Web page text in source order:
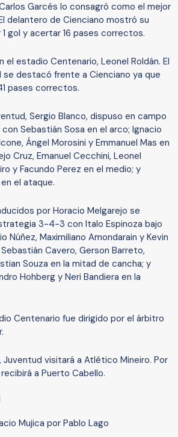
Garcés lo consagró como el mejor
delantero de Cienciano mostró su
gol y acertar 16 pases correctos.
el estadio Centenario, Leonel Roldán. El
destacó frente a Cienciano ya que
pases correctos.
Sergio Blanco, dispuso en campo
Sebastián Sosa en el arco; Ignacio
Ángel Morosini y Emmanuel Mas en
Cruz, Emanuel Cecchini, Leonel
y Facundo Perez en el medio; y
el ataque.
por Horacio Melgarejo se
3-4-3 con Italo Espinoza bajo
Núñez, Maximiliano Amondarain y Kevin
Cavero, Gerson Barreto,
Souza en la mitad de cancha; y
Hohberg y Neri Bandiera en la
Centenario fue dirigido por el árbitro
Juventud visitará a Atlético Mineiro. Por
a Puerto Cabello.
Mujica por Pablo Lago